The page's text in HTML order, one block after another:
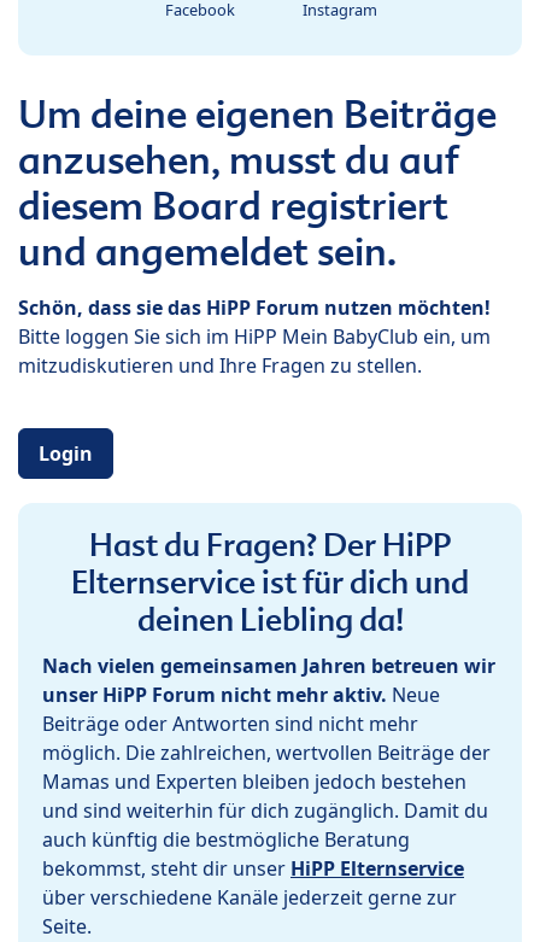
Facebook Instagram
Um deine eigenen Beiträge
anzusehen, musst du auf
diesem Board registriert
und angemeldet sein.
Schön, dass sie das HiPP Forum nutzen möchten!
Bitte loggen Sie sich im HiPP Mein BabyClub ein, um
mitzudiskutieren und Ihre Fragen zu stellen.
Login
Hast du Fragen? Der HiPP
Elternservice ist für dich und
deinen Liebling da!
Nach vielen gemeinsamen Jahren betreuen wir
unser HiPP Forum nicht mehr aktiv. Neue
Beiträge oder Antworten sind nicht mehr
möglich. Die zahlreichen, wertvollen Beiträge der
Mamas und Experten bleiben jedoch bestehen
und sind weiterhin für dich zugänglich. Damit du
auch künftig die bestmögliche Beratung
bekommst, steht dir unser HiPP Elternservice
über verschiedene Kanäle jederzeit gerne zur
Seite.